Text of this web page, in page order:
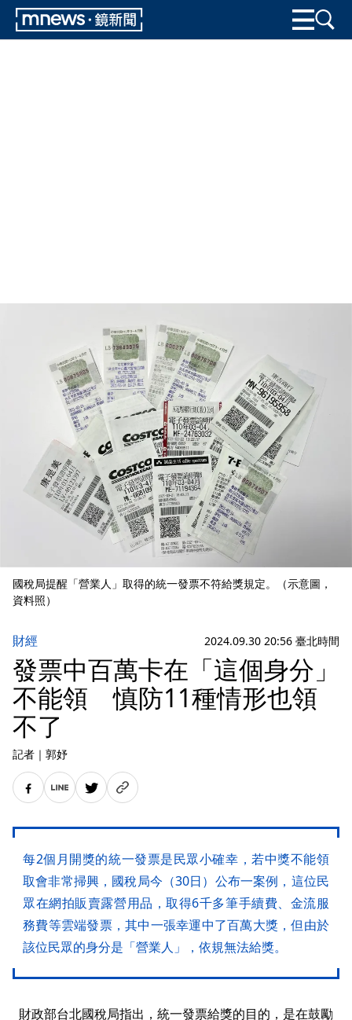
國稅局提醒「營業人」取得的統一發票不符給獎規定。（示意圖，
資料照）
財經 2024.09.30 20:56 臺北時間
發票中百萬卡在「這個身分」
不能領 慎防11種情形也領
不了
記者 ｜ 郭妤
每2個月開獎的統一發票是民眾小確幸，若中獎不能領
取會非常掃興，國稅局今（30日）公布一案例，這位民
眾在網拍販賣露營用品，取得6千多筆手續費、金流服
務費等雲端發票，其中一張幸運中了百萬大獎，但由於
該位民眾的身分是「營業人」，依規無法給獎。
財政部台北國稅局指出，統一發票給獎的目的，是在鼓勵